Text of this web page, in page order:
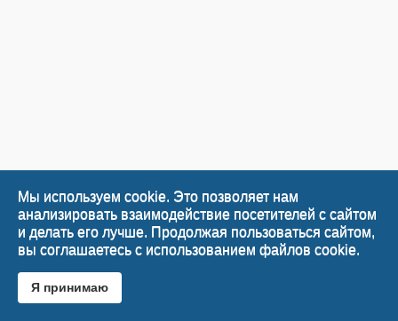
Мы используем cookie. Это позволяет нам
анализировать взаимодействие посетителей с сайтом
и делать его лучше. Продолжая пользоваться сайтом,
вы соглашаетесь с использованием файлов cookie.
Я принимаю